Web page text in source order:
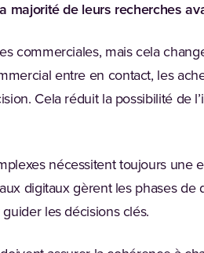
majorité de leurs recherches
commerciales, mais cela
entre en contact, les
Cela réduit la possibilité de
nécessitent toujours une
digitaux gèrent les phases de
les décisions clés.